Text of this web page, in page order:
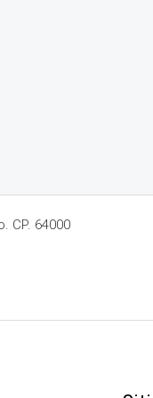
CP. 64000